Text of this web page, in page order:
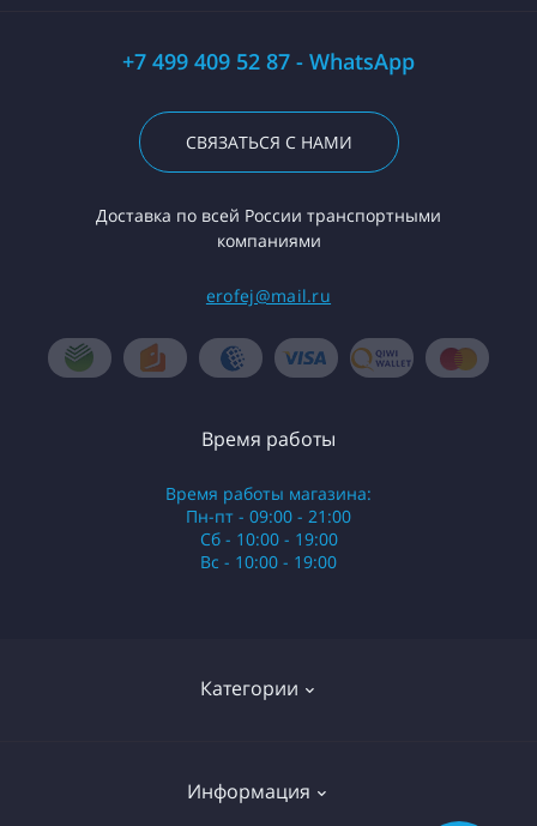
+7 499 409 52 87 - WhatsApp
СВЯЗАТЬСЯ С НАМИ
Доставка по всей России транспортными
компаниями
erofej@mail.ru
Категории
Информация
Время работы
Время работы магазина:
Пн-пт - 09:00 - 21:00
Сб - 10:00 - 19:00
Вс - 10:00 - 19:00